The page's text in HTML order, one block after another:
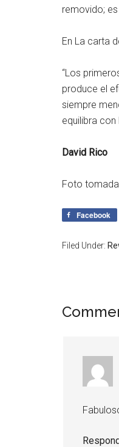
removido;
En La carta
“Los
produce el
siempre
equilibra con
David Rico
Foto
Facebook
Filed Under: